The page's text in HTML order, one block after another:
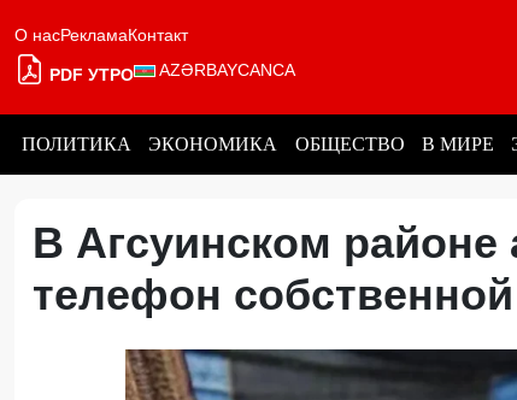
О насРекламаКонтакт
PDF УТРО AZƏRBAYCANCA
ПОЛИТИКА ЭКОНОМИКА ОБЩЕСТВО В МИРЕ
В Агсуинском
телефон